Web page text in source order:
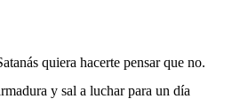
quiera hacerte pensar que no.
y sal a luchar para un día